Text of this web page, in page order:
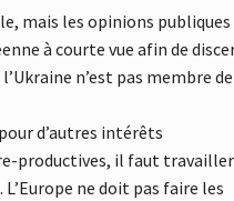
mais les opinions publiques
à courte vue afin de
n’est pas membre de
d’autres intérêts
productives, il faut travailler
ne doit pas faire les